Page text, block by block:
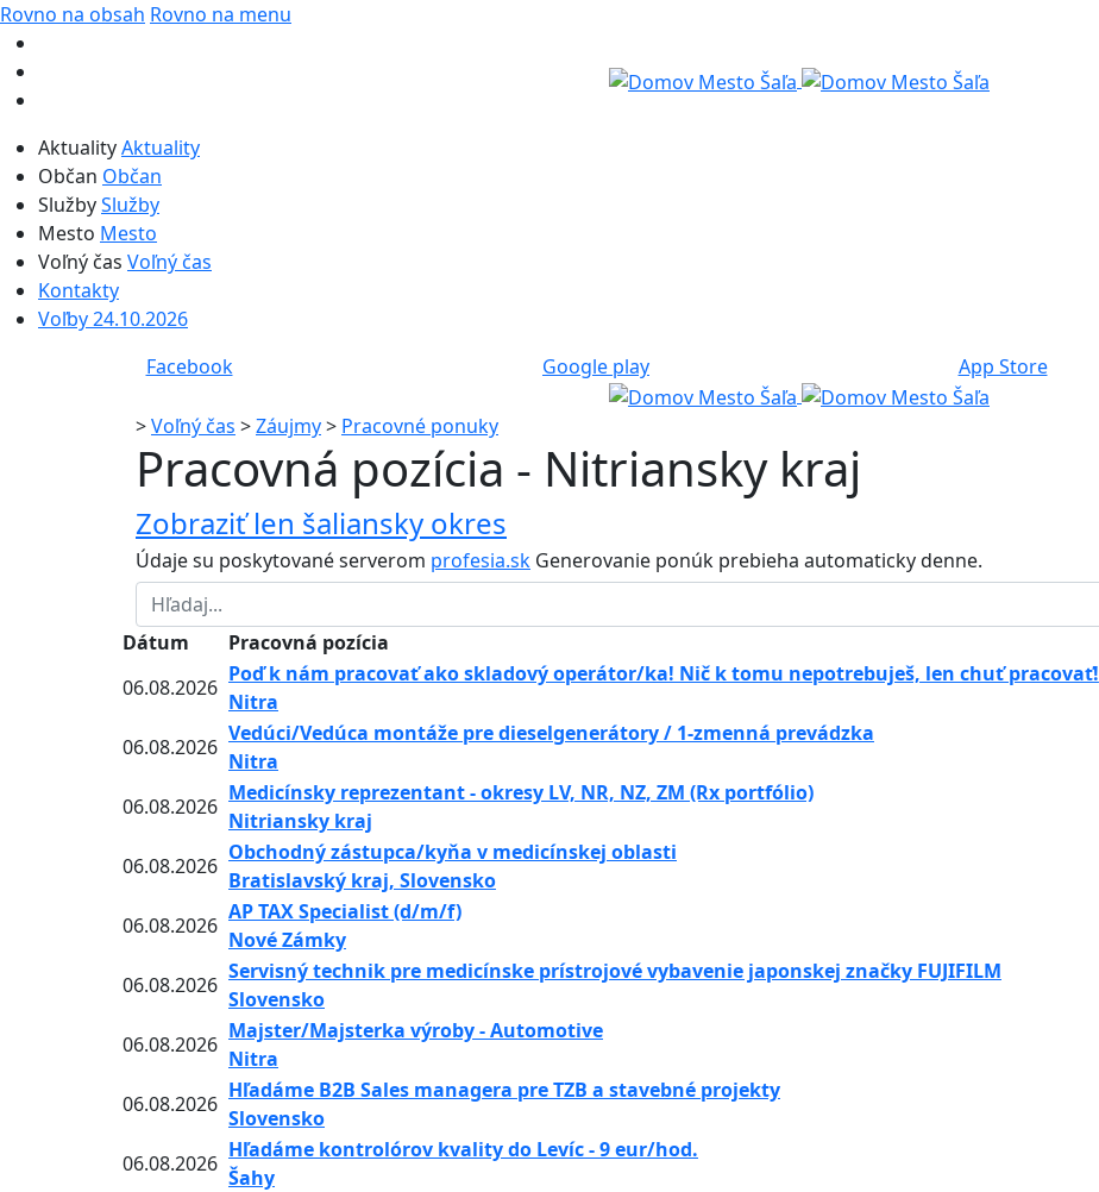
Rovno na obsah Rovno na menu
AktualityAktuality
Občan Občan
SlužbySlužby
Mesto Mesto
Voľný čas Voľný čas
Kontakty
Voľby 24.10.2026
Facebook Google play App Store
>Voľný čas >Záujmy> Pracovné ponuky
Pracovná pozícia - Nitriansky kraj
Zobraziť len šaliansky okres
Údaje su poskytované serverom profesia.sk Generovanie ponúk prebieha automaticky denne.
Dátum Pracovná pozícia
06.08.2026
Poď k nám pracovať ako skladový operátor/ka! Nič k tomu nepotrebuješ, len chuť pracovať!
Nitra
06.08.2026
Vedúci/Vedúca montáže pre dieselgenerátory / 1-zmenná prevádzka
Nitra
06.08.2026
Medicínsky reprezentant - okresy LV, NR, NZ, ZM (Rx portfólio)
Nitriansky kraj
06.08.2026
Obchodný zástupca/kyňa v medicínskej oblasti
Bratislavský kraj, Slovensko
06.08.2026
AP TAX Specialist (d/m/f)
Nové Zámky
06.08.2026
Servisný technik pre medicínske prístrojové vybavenie japonskej značky FUJIFILM
Slovensko
06.08.2026
Majster/Majsterka výroby - Automotive
Nitra
06.08.2026
Hľadáme B2B Sales managera pre TZB a stavebné projekty
Slovensko
06.08.2026
Hľadáme kontrolórov kvality do Levíc - 9 eur/hod.
Šahy